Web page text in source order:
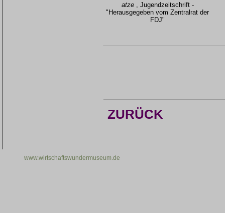
atze , Jugendzeitschrift -
"Herausgegeben vom Zentralrat der
FDJ"
ZURÜCK
www.wirtschaftswundermuseum.de